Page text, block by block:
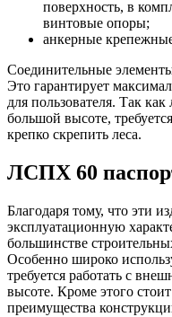
поверхность, в
винтовые опоры;
анкерные
Соединительные
Это гарантирует
для пользователя. Так
большой высоте,
крепко скрепить леса.
ЛСПХ 60
Благодаря тому, что эти
эксплуатационную
большинстве
Особенно широко
требуется работать с
высоте. Кроме этого
преимущества